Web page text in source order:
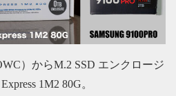
）からM.2 SSD エンクロージ
1M2 80G。